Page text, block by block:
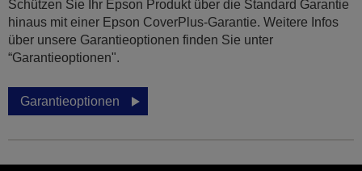
Schützen Sie Ihr Epson Produkt über die Standard Garantie
hinaus mit einer Epson CoverPlus-Garantie. Weitere Infos
über unsere Garantieoptionen finden Sie unter
“Garantieoptionen".
Garantieoptionen